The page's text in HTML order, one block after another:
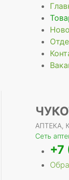
АПТЕКА,
Сеть
+7